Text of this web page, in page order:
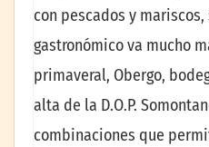
con pescados y
gastronómico va mucho
primaveral, Obergo,
alta de la D.O.P.
combinaciones que